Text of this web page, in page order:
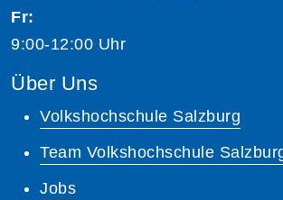
Fr:
9:00-12:00 Uhr
Über Uns
Volkshochschule Salzburg
Team Volkshochschule
Jobs